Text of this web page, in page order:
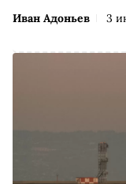
Иван Адоньев 3